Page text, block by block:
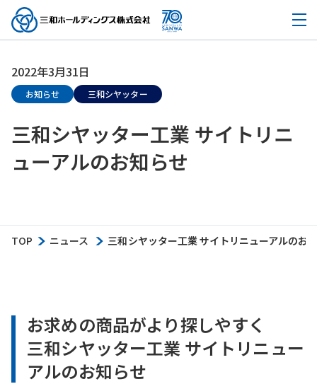
三和シヤッター工業 サイトリニ
ューアルのお知らせ
2022年3月31日
お知らせ 三和シヤッター
TOP ニュース 三和シヤッター工業 サイトリニューアルのお
お求めの商品がより探しやすく
三和シヤッター工業 サイトリニュー
アルのお知らせ